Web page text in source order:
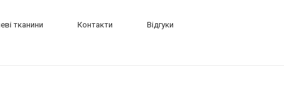
тканини Контакти Відгуки